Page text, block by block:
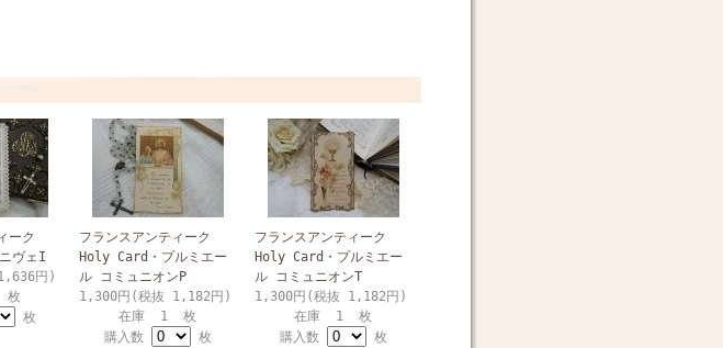
ーク
ヴェI
円)
枚
フランスアンティーク
Holy Card・プルミエー
ル コミュニオンP
1,300円(税抜 1,182円)
在庫 1 枚
購入数
枚
フランスアンティーク
Holy Card・プルミエー
ル コミュニオンT
1,300円(税抜 1,182円)
在庫 1 枚
購入数
枚